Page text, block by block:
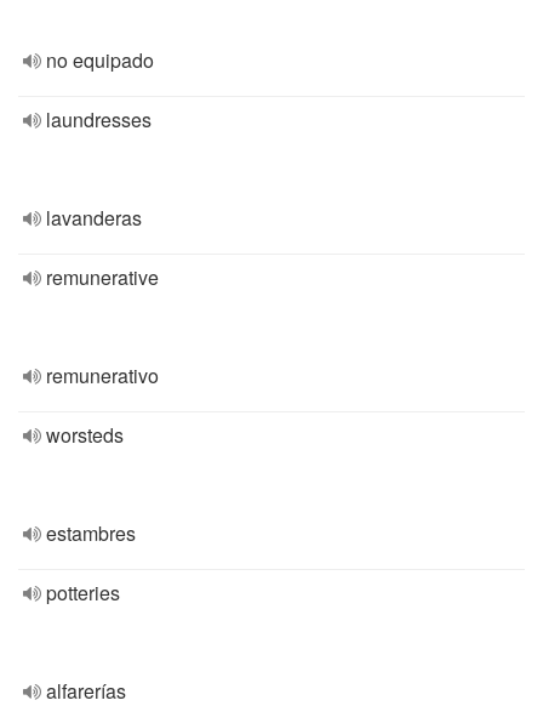
no equipado
laundresses
lavanderas
remunerative
remunerativo
worsteds
estambres
potteries
alfarerías